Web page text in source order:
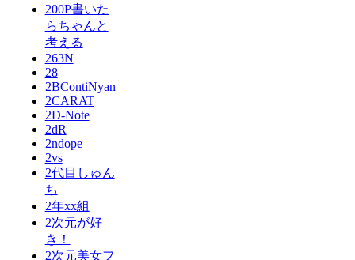
200P書いた
らちゃんと
考える
263N
28
2BContiNyan
2CARAT
2D-Note
2dR
2ndope
2vs
2代目しゅん
ち
2年xx組
2次元が好
き！
2次元美女フ